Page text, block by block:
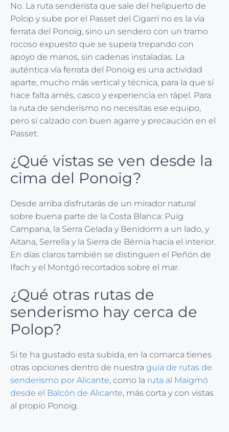
No. La ruta senderista que sale del helipuerto de
Polop y sube por el Passet del Cigarrí no es la vía
ferrata del Ponoig, sino un sendero con un tramo
rocoso expuesto que se supera trepando con
apoyo de manos, sin cadenas instaladas. La
auténtica vía ferrata del Ponoig es una actividad
aparte, mucho más vertical y técnica, para la que sí
hace falta arnés, casco y experiencia en rápel. Para
la ruta de senderismo no necesitas ese equipo,
pero sí calzado con buen agarre y precaución en el
Passet.
¿Qué vistas se ven desde la
cima del Ponoig?
Desde arriba disfrutarás de un mirador natural
sobre buena parte de la Costa Blanca: Puig
Campana, la Serra Gelada y Benidorm a un lado, y
Aitana, Serrella y la Sierra de Bèrnia hacia el interior.
En días claros también se distinguen el Peñón de
Ifach y el Montgó recortados sobre el mar.
¿Qué otras rutas de
senderismo hay cerca de
Polop?
Si te ha gustado esta subida, en la comarca tienes
otras opciones dentro de nuestra guía de rutas de
senderismo por Alicante, como la ruta al Maigmó
desde el Balcón de Alicante, más corta y con vistas
al propio Ponoig.